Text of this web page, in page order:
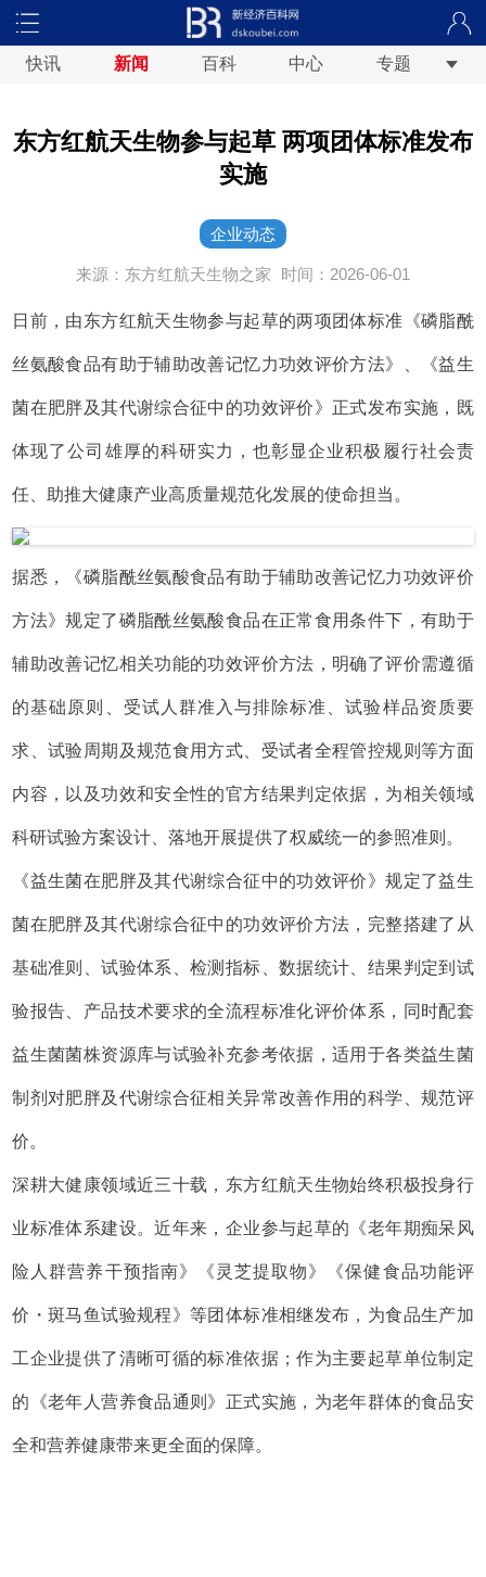
快讯 新闻 百科 中心 专题
东方红航天生物参与起草 两项团体标准发布
实施
企业动态
来源：东方红航天生物之家 时间：2026-06-01
日前，由东方红航天生物参与起草的两项团体标准《磷脂酰
丝氨酸食品有助于辅助改善记忆力功效评价方法》、《益生
菌在肥胖及其代谢综合征中的功效评价》正式发布实施，既
体现了公司雄厚的科研实力，也彰显企业积极履行社会责
任、助推大健康产业高质量规范化发展的使命担当。
据悉，《磷脂酰丝氨酸食品有助于辅助改善记忆力功效评价
方法》规定了磷脂酰丝氨酸食品在正常食用条件下，有助于
辅助改善记忆相关功能的功效评价方法，明确了评价需遵循
的基础原则、受试人群准入与排除标准、试验样品资质要
求、试验周期及规范食用方式、受试者全程管控规则等方面
内容，以及功效和安全性的官方结果判定依据，为相关领域
科研试验方案设计、落地开展提供了权威统一的参照准则。
《益生菌在肥胖及其代谢综合征中的功效评价》规定了益生
菌在肥胖及其代谢综合征中的功效评价方法，完整搭建了从
基础准则、试验体系、检测指标、数据统计、结果判定到试
验报告、产品技术要求的全流程标准化评价体系，同时配套
益生菌菌株资源库与试验补充参考依据，适用于各类益生菌
制剂对肥胖及代谢综合征相关异常改善作用的科学、规范评
价。
深耕大健康领域近三十载，东方红航天生物始终积极投身行
业标准体系建设。近年来，企业参与起草的《老年期痴呆风
险人群营养干预指南》《灵芝提取物》《保健食品功能评
价・斑马鱼试验规程》等团体标准相继发布，为食品生产加
工企业提供了清晰可循的标准依据；作为主要起草单位制定
的《老年人营养食品通则》正式实施，为老年群体的食品安
全和营养健康带来更全面的保障。